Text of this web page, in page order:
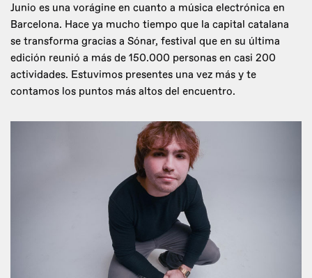
Junio es una vorágine en cuanto a música electrónica en
Barcelona. Hace ya mucho tiempo que la capital catalana
se transforma gracias a Sónar, festival que en su última
edición reunió a más de 150.000 personas en casi 200
actividades. Estuvimos presentes una vez más y te
contamos los puntos más altos del encuentro.